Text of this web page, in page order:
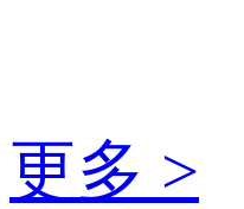
更多 >